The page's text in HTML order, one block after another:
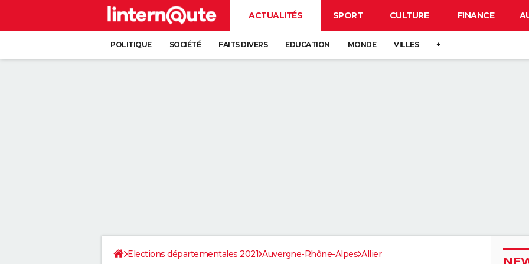
ACTUALITÉS SPORT CULTURE FINANCE
POLITIQUE SOCIÉTÉ FAITS DIVERS EDUCATION MONDE VILLES +
Elections départementales 2021 Auvergne-Rhône-Alpes Allier